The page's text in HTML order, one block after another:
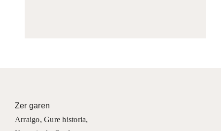
Zer garen
Arraigo,Gure historia,